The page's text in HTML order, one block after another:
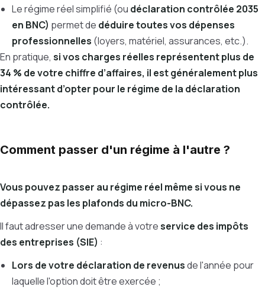
Le régime réel simplifié (ou déclaration contrôlée 2035
en BNC) permet de déduire toutes vos dépenses
professionnelles (loyers, matériel, assurances, etc.).
En pratique, si vos charges réelles représentent plus de
34 % de votre chiffre d’affaires, il est généralement plus
intéressant d’opter pour le régime de la déclaration
contrôlée.
Comment passer d'un régime à l'autre ?
Vous pouvez passer au régime réel même si vous ne
dépassez pas les plafonds du micro-BNC.
Il faut adresser une demande à votreservice des impôts
des entreprises (SIE) :
Lors de votre déclaration de revenusde l'année pour
laquelle l'option doit être exercée ;